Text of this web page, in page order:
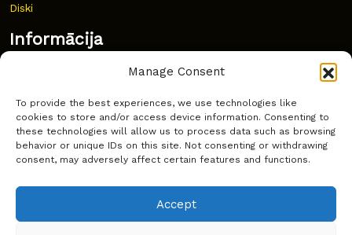
Manage Consent
To provide the best experiences, we use technologies like
cookies to store and/or access device information. Consenting to
these technologies will allow us to process data such as browsing
behavior or unique IDs on this site. Not consenting or withdrawing
consent, may adversely affect certain features and functions.
Accept
Diski
Informācija
Bieži uzdoti jautājumi
Kur pirkt?
Sīkdatņu politika